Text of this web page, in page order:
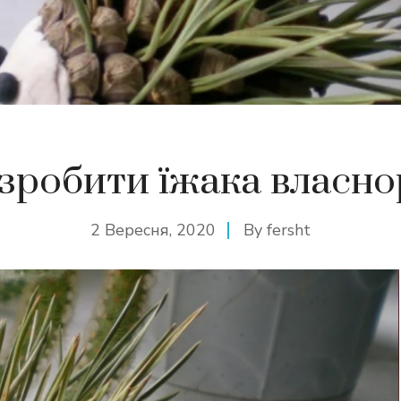
їжака
2 Вересня, 2020 By fersht